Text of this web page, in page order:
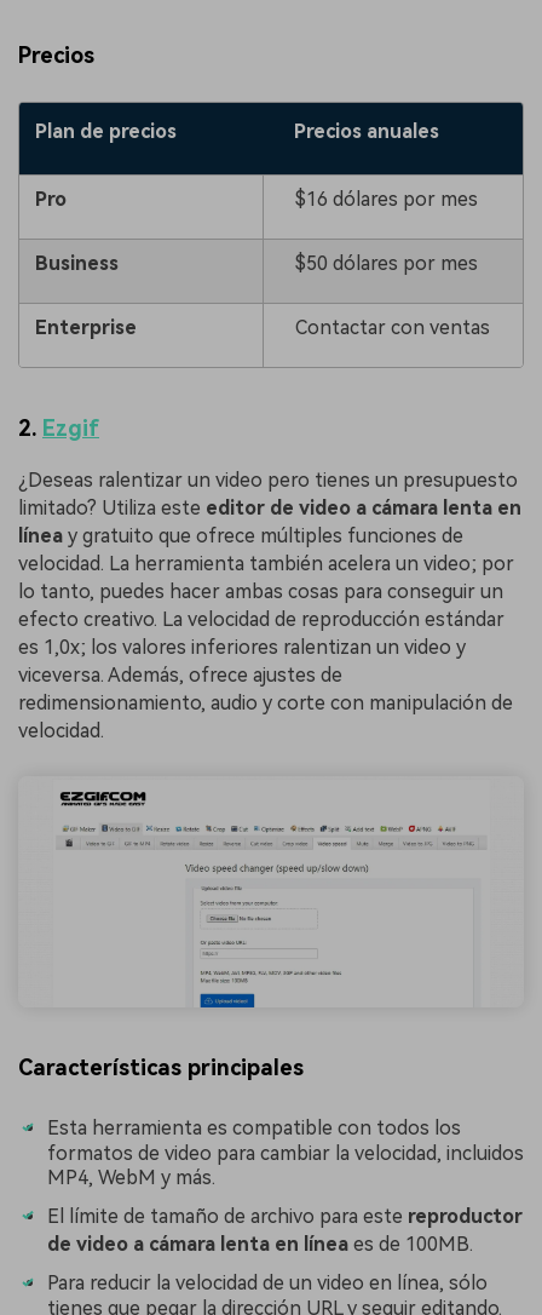
Precios
Plan de precios Precios anuales
Pro $16 dólares por mes
Business $50 dólares por mes
Enterprise Contactar con ventas
2. Ezgif
¿Deseas ralentizar un video pero tienes un presupuesto
limitado? Utiliza este editor de video a cámara lenta en
línea y gratuito que ofrece múltiples funciones de
velocidad. La herramienta también acelera un video; por
lo tanto, puedes hacer ambas cosas para conseguir un
efecto creativo. La velocidad de reproducción estándar
es 1,0x; los valores inferiores ralentizan un video y
viceversa. Además, ofrece ajustes de
redimensionamiento, audio y corte con manipulación de
velocidad.
Características principales
Esta herramienta es compatible con todos los
formatos de video para cambiar la velocidad, incluidos
MP4, WebM y más.
󠀰El límite de tamaño de archivo para este reproductor
de video a cámara lenta en línea es de 100MB.
Para reducir la velocidad de un video en línea, sólo
tienes que pegar la dirección URL y seguir editando.